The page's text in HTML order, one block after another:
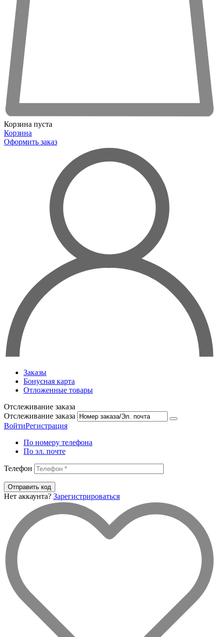
Корзина пуста
Корзина
Оформить заказ
Заказы
Бонусная карта
Отложенные товары
Отслеживание заказа
Отслеживание заказа
ВойтиРегистрация
По номеру телефона
По эл. почте
Телефон
Отправить код
Нет аккаунта? Зарегистрироваться